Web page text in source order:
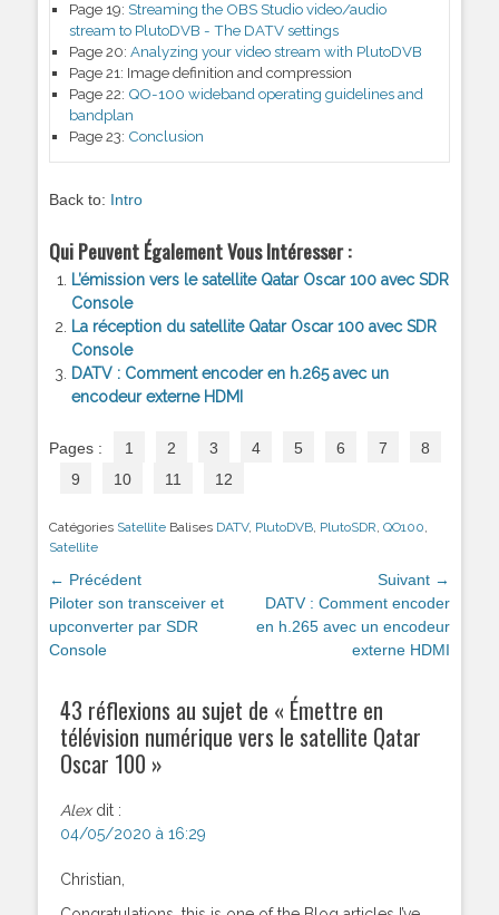
Page 19: Streaming the OBS Studio video/audio
stream to PlutoDVB - The DATV settings
Page 20: Analyzing your video stream with PlutoDVB
Page 21: Image definition and compression
Page 22: QO-100 wideband operating guidelines and
bandplan
Page 23: Conclusion
Back to: Intro
Qui Peuvent Également Vous Intéresser :
L’émission vers le satellite Qatar Oscar 100 avec SDR
Console
La réception du satellite Qatar Oscar 100 avec SDR
Console
DATV : Comment encoder en h.265 avec un
encodeur externe HDMI
Pages : 1 2 3 4 5 6 7
8
9
10 11 12
Catégories Satellite Balises DATV, PlutoDVB, PlutoSDR, QO100,
Satellite
Navigation
de
l’article
← Précédent
Article
précédent :
Piloter son transceiver et
upconverter par SDR
Console
Suivant →
Article
suivant :
DATV : Comment encoder
en h.265 avec un encodeur
externe HDMI
43 réflexions au sujet de « Émettre en
télévision numérique vers le satellite Qatar
Oscar 100 »
Alex dit :
04/05/2020 à 16:29
Christian,